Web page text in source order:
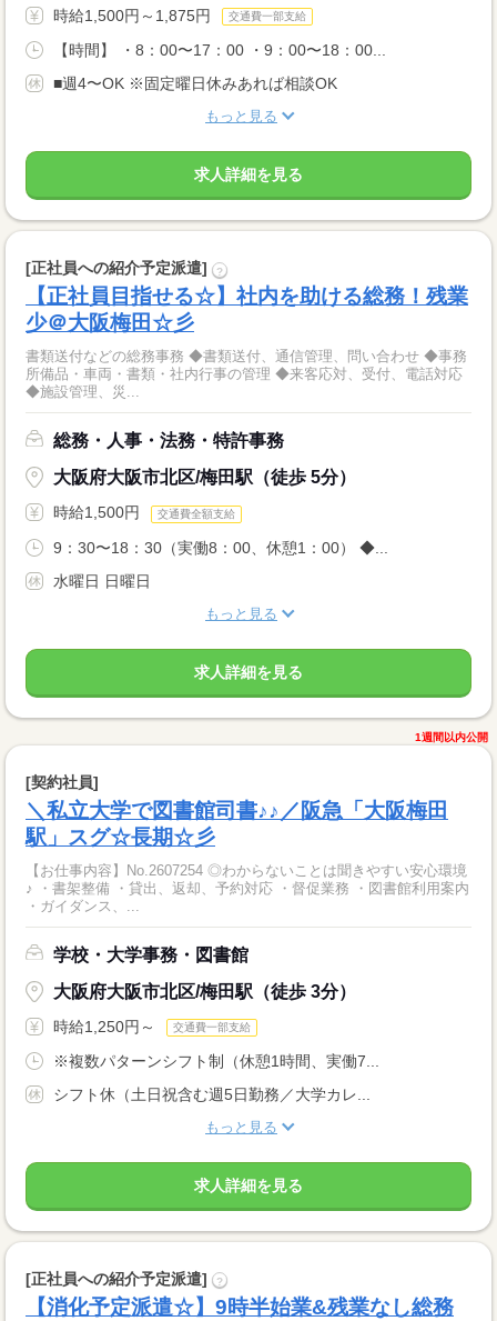
時給1,500円～1,875円 交通費一部支給
【時間】 ・8：00〜17：00 ・9：00〜18：00...
■週4〜OK ※固定曜日休みあれば相談OK
もっと見る
求人詳細を見る
[正社員への紹介予定派遣] ?
【正社員目指せる☆】社内を助ける総務！残業
少＠大阪梅田☆彡
書類送付などの総務事務 ◆書類送付、通信管理、問い合わせ ◆事務
所備品・車両・書類・社内行事の管理 ◆来客応対、受付、電話対応
◆施設管理、災...
総務・人事・法務・特許事務
大阪府大阪市北区/梅田駅（徒歩 5分）
時給1,500円 交通費全額支給
9：30〜18：30（実働8：00、休憩1：00） ◆...
水曜日 日曜日
もっと見る
求人詳細を見る
1週間以内公開
[契約社員]
＼私立大学で図書館司書♪♪／阪急「大阪梅田
駅」スグ☆長期☆彡
【お仕事内容】No.2607254 ◎わからないことは聞きやすい安心環境
♪ ・書架整備 ・貸出、返却、予約対応 ・督促業務 ・図書館利用案内
・ガイダンス、...
学校・大学事務・図書館
大阪府大阪市北区/梅田駅（徒歩 3分）
時給1,250円～ 交通費一部支給
※複数パターンシフト制（休憩1時間、実働7...
シフト休（土日祝含む週5日勤務／大学カレ...
もっと見る
求人詳細を見る
[正社員への紹介予定派遣] ?
【消化予定派遣☆】9時半始業&残業なし総務